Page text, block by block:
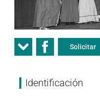
Solicitar
Identificación